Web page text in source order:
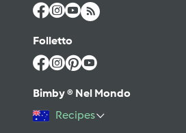
Folletto
Bimby ® Nel Mondo
Recipes